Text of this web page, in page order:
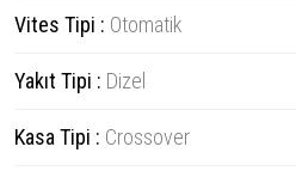
Vites Tipi : Otomatik
Yakıt Tipi : Dizel
Kasa Tipi : Crossover